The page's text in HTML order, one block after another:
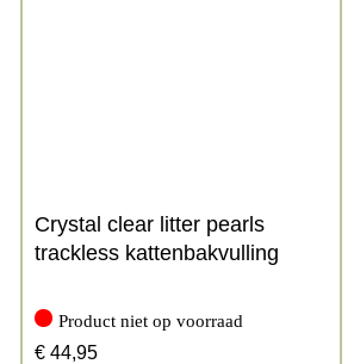
Crystal clear litter pearls
trackless kattenbakvulling
Product niet op voorraad
€ 44,95